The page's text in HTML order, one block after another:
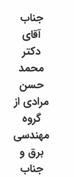
جناب
آقای
دکتر
محمد
حسن
مرادی از
گروه
مهندسی
برق و
جناب